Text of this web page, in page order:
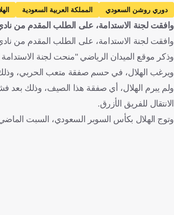
دوري روشن السعودي المملكة العربية السعودية
وافقت لجنة الاستدامة، على الطلب المقدم من
وافقت لجنة الاستدامة، على الطلب المقدم من
وذكر موقع الميدان الرياضي "منحت لجنة الاستدامة
ويرغب الهلال، في حسم صفقة متعب الحربي، وذلك
ولم يبرم الهلال، أي صفقة هذا الصيف، وذلك بعد
الانتقال للفريق الأزرق.
وتوج الهلال بكأس السوبر السعودي، السبت الماضي،